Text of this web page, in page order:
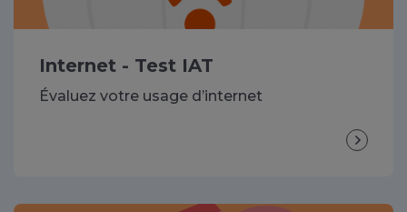
Internet - Test IAT
Évaluez votre usage d’internet